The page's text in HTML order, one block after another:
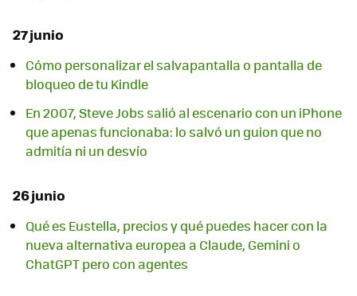
27 junio
Cómo personalizar el salvapantalla o pantalla de
bloqueo de tu Kindle
En 2007, Steve Jobs salió al escenario con un iPhone
que apenas funcionaba: lo salvó un guion que no
admitía ni un desvío
26 junio
Qué es Eustella, precios y qué puedes hacer con la
nueva alternativa europea a Claude, Gemini o
ChatGPT pero con agentes